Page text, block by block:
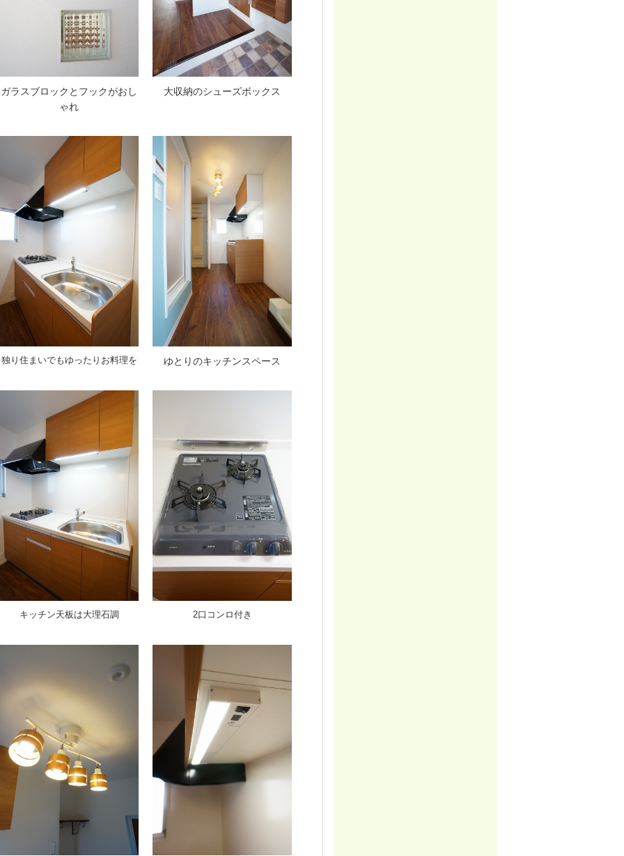
ガラスブロックとフックがおし
ゃれ
大収納のシューズボックス
独り住まいでもゆったりお料理を ゆとりのキッチンスペース
キッチン天板は大理石調 2口コンロ付き